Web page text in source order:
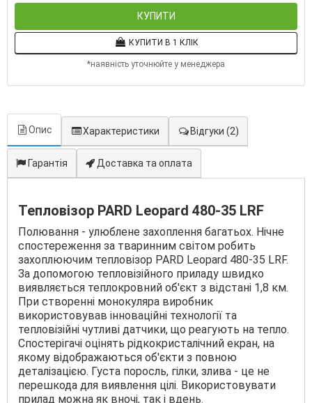
КУПИТИ
КУПИТИ В 1 КЛІК
*наявність уточнюйте у менеджера
Опис Характеристики Відгуки (2)
Гарантія Доставка та оплата
Тепловізор PARD Leopard 480-35 LRF
Полювання - улюблене захоплення багатьох. Нічне
спостереження за тваринним світом робить
захоплюючим тепловізор PARD Leopard 480-35 LRF.
За допомогою тепловізійного приладу швидко
виявляється теплокровний об'єкт з відстані 1,8 км.
При створенні монокуляра виробник
використовував інноваційні технології та
тепловізійні чутливі датчики, що реагують на тепло.
Спостерігачі оцінять рідкокристалічний екран, на
якому відображаються об'єкти з повною
деталізацією. Густа поросль, гілки, злива - це не
перешкода для виявлення цілі. Використовувати
прилад можна як вночі, так і вдень.